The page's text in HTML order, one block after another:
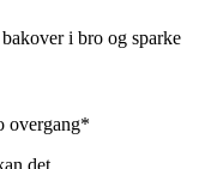
i bro og sparke
overgang*
det